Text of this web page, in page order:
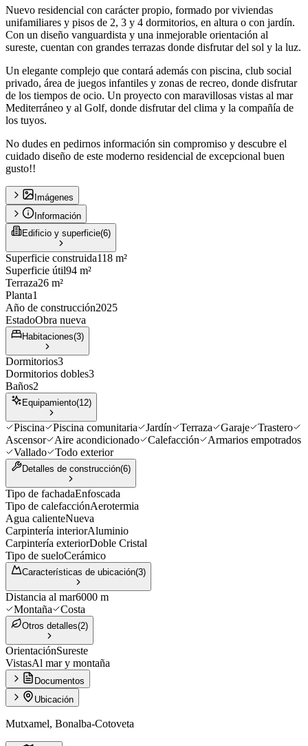
Nuevo residencial con carácter propio, formado por viviendas
unifamiliares y pisos de 2, 3 y 4 dormitorios, en altura o con jardín.
Con un diseño vanguardista y una inmejorable orientación al
sureste, cuentan con grandes terrazas donde disfrutar del sol y la luz.
Un elegante complejo que contará además con piscina, club social
privado, área de juegos infantiles y zonas de recreo, donde disfrutar
de los tiempos de ocio. Un proyecto con maravillosas vistas al mar
Mediterráneo y al Golf, donde disfrutar del clima y la compañía de
los tuyos.
No dudes en pedirnos información sin compromiso y descubre el
cuidado diseño de este moderno residencial de excepcional buen
gusto!!
Imágenes
Información
Edificio y superficie(6)
Superficie construida118 m²
Superficie útil94 m²
Terraza26 m²
Planta1
Año de construcción2025
EstadoObra nueva
Habitaciones(3)
Dormitorios3
Dormitorios dobles3
Baños2
Equipamiento(12)
Piscina Piscina comunitaria Jardín Terraza Garaje
Trastero
Ascensor
Aire acondicionado Calefacción
Armarios empotrados
Vallado
Todo exterior
Detalles de construcción(6)
Tipo de fachadaEnfoscada
Tipo de calefacciónAerotermia
Agua calienteNueva
Carpintería interiorAluminio
Carpintería exteriorDoble Cristal
Tipo de sueloCerámico
Características de ubicación(3)
Distancia al mar6000 m
Montaña
Costa
Otros detalles(2)
OrientaciónSureste
VistasAl mar y montaña
Documentos
Ubicación
Mutxamel, Bonalba-Cotoveta